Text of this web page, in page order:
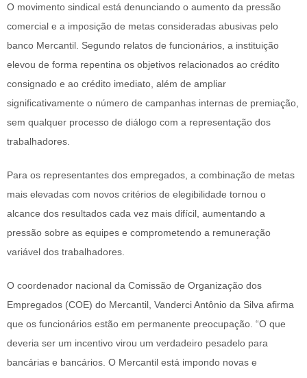
O movimento sindical está denunciando o aumento da pressão
comercial e a imposição de metas consideradas abusivas pelo
banco Mercantil. Segundo relatos de funcionários, a instituição
elevou de forma repentina os objetivos relacionados ao crédito
consignado e ao crédito imediato, além de ampliar
significativamente o número de campanhas internas de premiação,
sem qualquer processo de diálogo com a representação dos
trabalhadores.
Para os representantes dos empregados, a combinação de metas
mais elevadas com novos critérios de elegibilidade tornou o
alcance dos resultados cada vez mais difícil, aumentando a
pressão sobre as equipes e comprometendo a remuneração
variável dos trabalhadores.
O coordenador nacional da Comissão de Organização dos
Empregados (COE) do Mercantil, Vanderci Antônio da Silva afirma
que os funcionários estão em permanente preocupação. “O que
deveria ser um incentivo virou um verdadeiro pesadelo para
bancárias e bancários. O Mercantil está impondo novas e